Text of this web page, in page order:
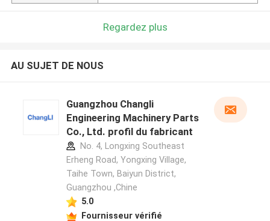
Regardez plus
AU SUJET DE NOUS
Guangzhou Changli
Engineering Machinery Parts
Co., Ltd. profil du fabricant
No. 4, Longxing Southeast
Erheng Road, Yongxing Village,
Taihe Town, Baiyun District,
Guangzhou ,Chine
5.0
Fournisseur vérifié